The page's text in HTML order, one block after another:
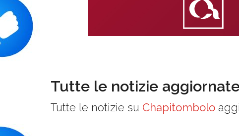
Tutte le notizie
Tutte le notizie su Chapitombolo